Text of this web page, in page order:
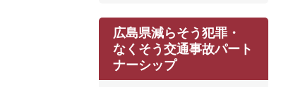
広島県減らそう犯罪・
なくそう交通事故パート
ナーシップ